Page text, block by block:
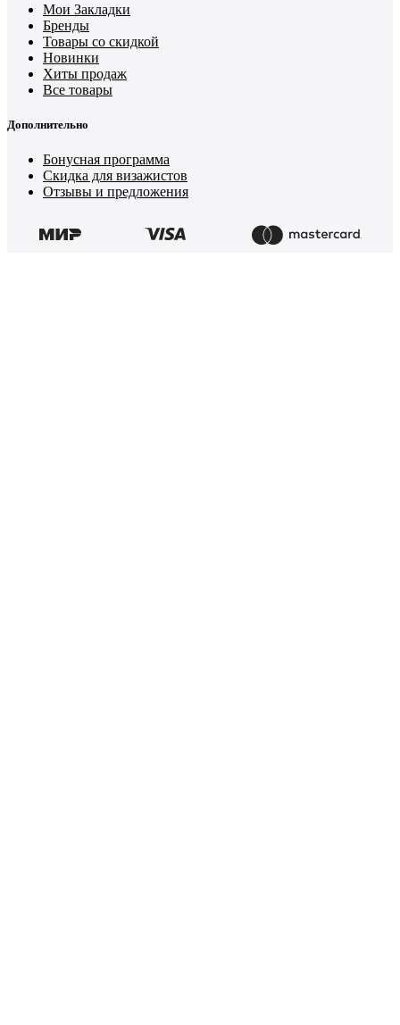
Мои Закладки
Бренды
Товары со скидкой
Новинки
Хиты продаж
Все товары
Дополнительно
Бонусная программа
Скидка для визажистов
Отзывы и предложения